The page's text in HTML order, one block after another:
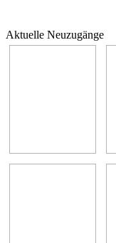
Aktuelle Neuzugänge